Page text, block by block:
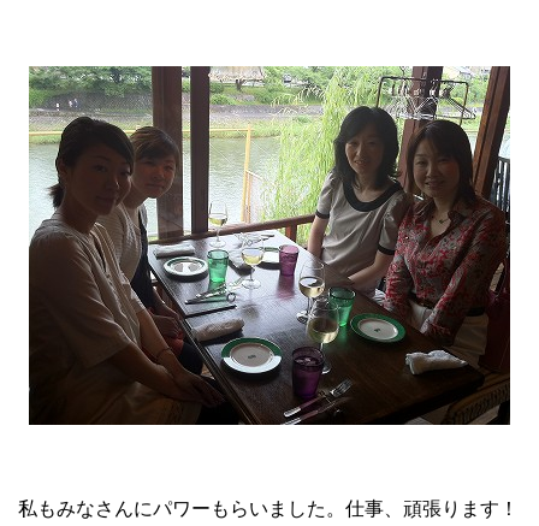
私もみなさんにパワーもらいました。仕事、頑張ります！